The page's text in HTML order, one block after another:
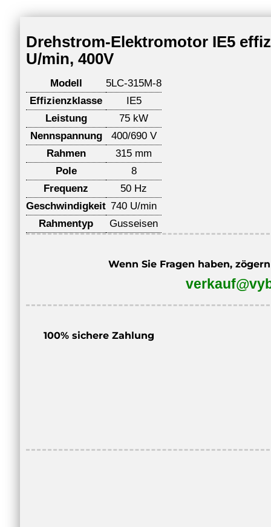
Drehstrom-Elektromotor IE5
U/min, 400V
Modell
5LC-315M-8
Effizienzklasse
IE5
Leistung
75 kW
Nennspannung
400/690 V
Rahmen
315 mm
Pole
8
Frequenz
50 Hz
Geschwindigkeit 740 U/min
Rahmentyp
Gusseisen
Wenn Sie Fragen haben,
100% sichere Zahlung